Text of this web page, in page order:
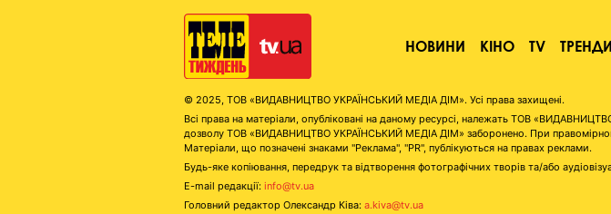
НОВИНИ КІНО TV ТРЕНДИ
© 2025, ТОВ «ВИДАВНИЦТВО УКРАЇНСЬКИЙ МЕДІА ДІМ». Усі права захищені.
Всі права на матеріали, опубліковані на даному ресурсі, належать ТОВ
дозволу ТОВ «ВИДАВНИЦТВО УКРАЇНСЬКИЙ МЕДІА ДІМ» заборонено. При
Матеріали, що позначені знаками "Реклама", "PR", публікуються на правах реклами.
Будь-яке копіювання, передрук та відтворення фотографічних творів та/або
E-mail редакції: info@tv.ua
Головний редактор Олександр Ківа: a.kiva@tv.ua